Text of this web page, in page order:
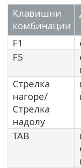
Клавишни
комбинации
F1
F5
Стрелка
нагоре/
Стрелка
надолу
TAB